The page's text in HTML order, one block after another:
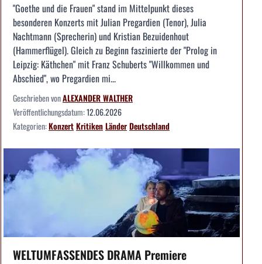
"Goethe und die Frauen" stand im Mittelpunkt dieses
besonderen Konzerts mit Julian Pregardien (Tenor), Julia
Nachtmann (Sprecherin) und Kristian Bezuidenhout
(Hammerflügel). Gleich zu Beginn faszinierte der "Prolog in
Leipzig: Käthchen" mit Franz Schuberts "Willkommen und
Abschied", wo Pregardien mi...
Geschrieben vonALEXANDER WALTHER
Veröffentlichungsdatum:12.06.2026
Kategorien:KonzertKritikenLänderDeutschland
WELTUMFASSENDES DRAMA Premiere